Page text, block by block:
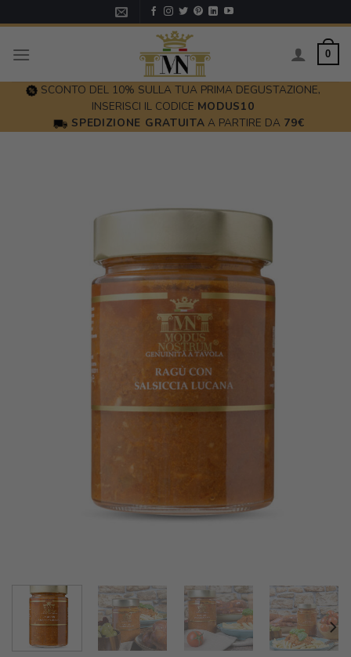
to
content
0
SCONTO DEL 10% SULLA TUA PRIMA DEGUSTAZIONE,
INSERISCI IL CODICE MODUS10
SPEDIZIONE GRATUITA A PARTIRE DA 79€